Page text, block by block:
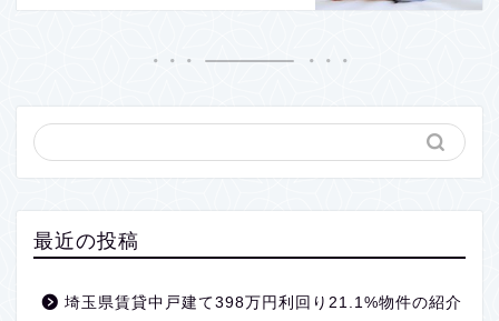
最近の投稿
埼玉県賃貸中戸建て398万円利回り21.1%物件の紹介